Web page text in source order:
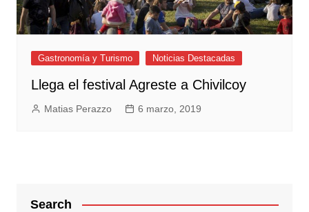
Gastronomía y Turismo Noticias Destacadas
Llega el festival Agreste a Chivilcoy
Matias Perazzo 6 marzo, 2019
Search